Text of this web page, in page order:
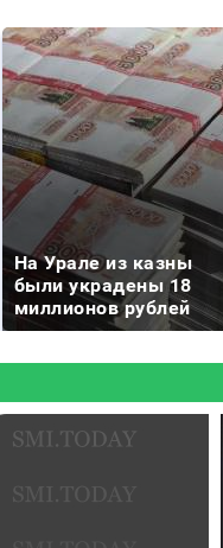
На Урале из казны
были украдены 18
миллионов рублей